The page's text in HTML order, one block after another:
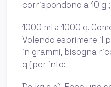
corrispondono a 10 g ;
1000 ml a 1000 g.
Volendo esprimere il
in grammi, bisogna
g (per info: